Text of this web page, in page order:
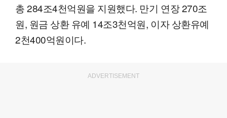
총 284조4천억원을 지원했다. 만기 연장 270조
원, 원금 상환 유예 14조3천억원, 이자 상환유예
2천400억원이다.
ADVERTISEMENT